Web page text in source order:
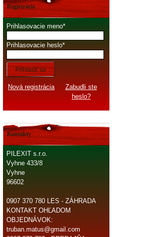
Registrácia
Prihlasovacie meno
Prihlasovacie heslo
Prihlásiť sa
Nová registrácia
Zabudli ste
heslo?
Kontakty
PILEXIT s.r.o.
Vyhne 433/8
Vyhne
96602
0907 370 780 LES - ZÁHRADA
KONTAKT OHĽADOM
OBJEDNÁVOK:
truban.matus@gmail.com